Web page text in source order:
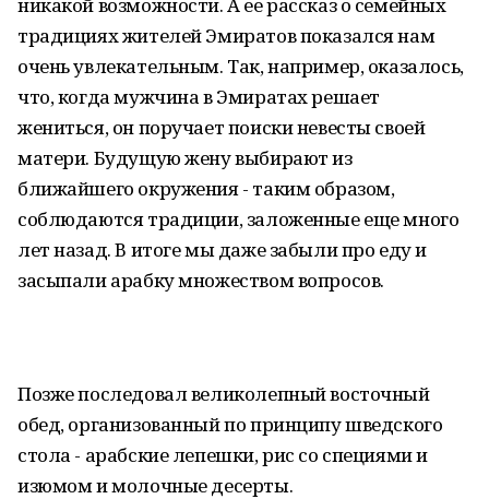
традициях жителей Эмиратов показался нам
очень увлекательным. Так, например, оказалось,
что, когда мужчина в Эмиратах решает
жениться, он поручает поиски невесты своей
матери. Будущую жену выбирают из
ближайшего окружения - таким образом,
соблюдаются традиции, заложенные еще много
лет назад. В итоге мы даже забыли про еду и
засыпали арабку множеством вопросов.
Позже последовал великолепный восточный
обед, организованный по принципу шведского
стола - арабские лепешки, рис со специями и
изюмом и молочные десерты.